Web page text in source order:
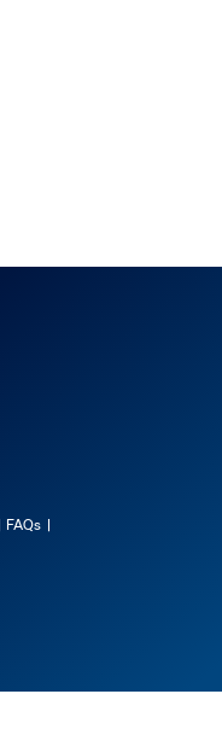
FAQs